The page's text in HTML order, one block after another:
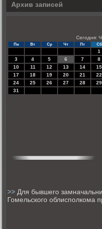
Архив записей
Сегодня:
Пн Вт Ср Чт Пт Сб
1
3
4 5 6 7 8
10
11 12 13 14 15
17
18 19 20 21 22
24
25 26 27 28 29
31
>>Для бывшего
Гомельского облисполкома